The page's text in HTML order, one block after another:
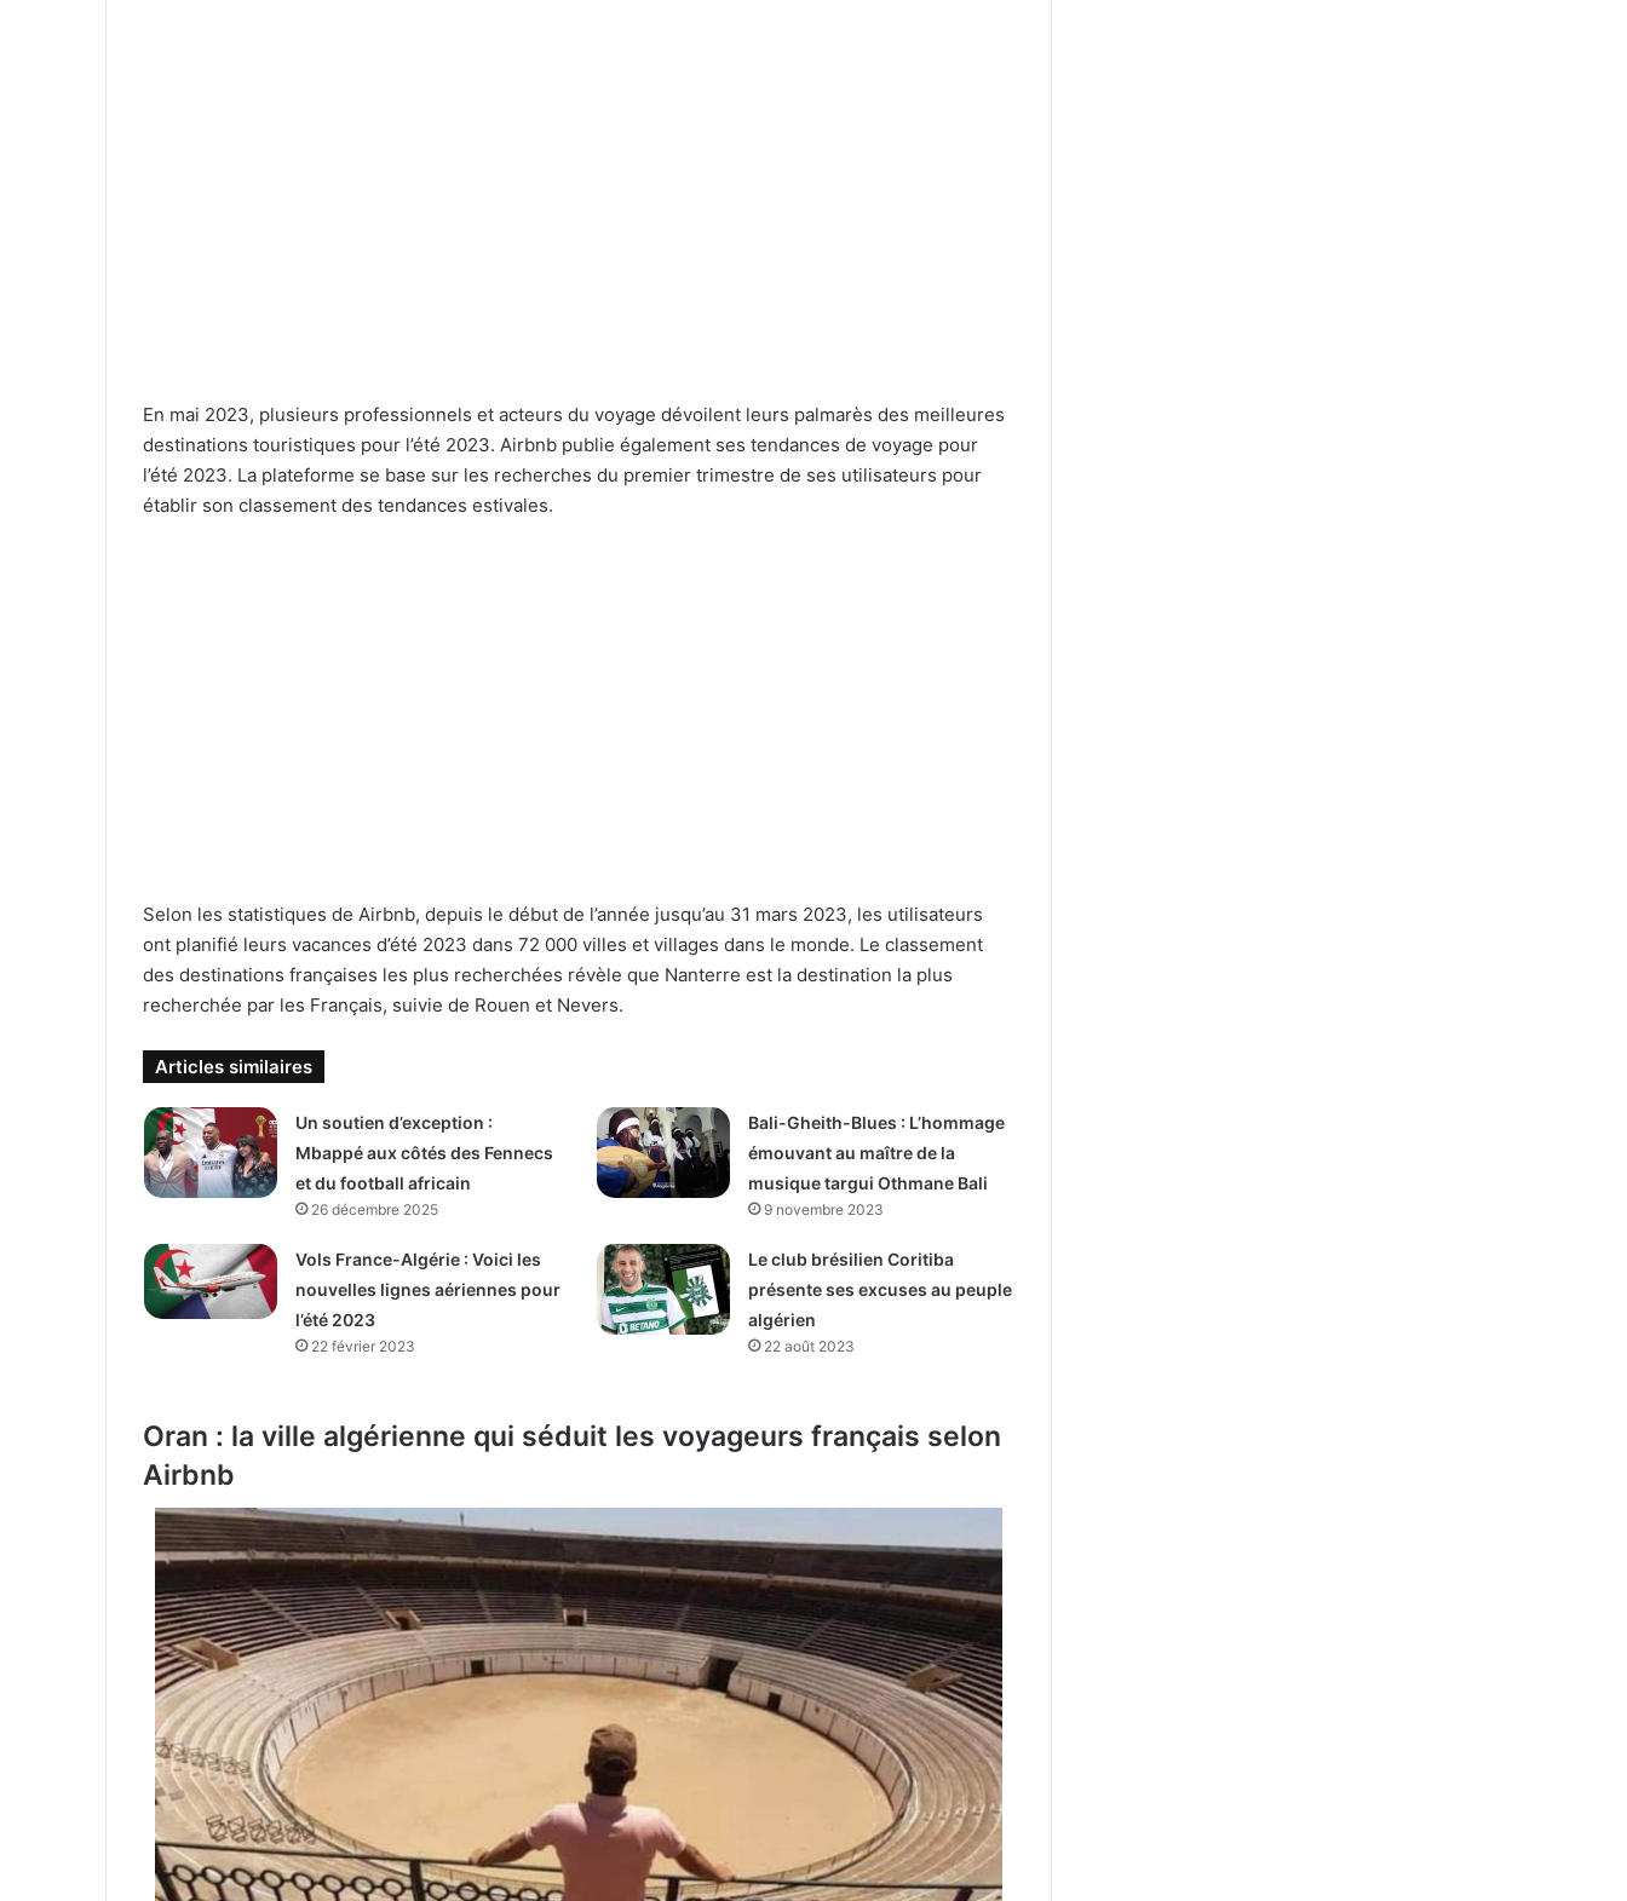
En mai 2023, plusieurs professionnels et acteurs du voyage dévoilent leurs palmarès des meilleures
destinations touristiques pour l’été 2023. Airbnb publie également ses tendances de voyage pour
l’été 2023. La plateforme se base sur les recherches du premier trimestre de ses utilisateurs pour
établir son classement des tendances estivales.
Selon les statistiques de Airbnb, depuis le début de l’année jusqu’au 31 mars 2023, les utilisateurs
ont planifié leurs vacances d’été 2023 dans 72 000 villes et villages dans le monde. Le classement
des destinations françaises les plus recherchées révèle que Nanterre est la destination la plus
recherchée par les Français, suivie de Rouen et Nevers.
Articles similaires
Un soutien d’exception :
Mbappé aux côtés des Fennecs
et du football africain
26 décembre 2025
Bali-Gheith-Blues : L’hommage
émouvant au maître de la
musique targui Othmane Bali
9 novembre 2023
Vols France-Algérie : Voici les
nouvelles lignes aériennes pour
l’été 2023
22 février 2023
Le club brésilien Coritiba
présente ses excuses au peuple
algérien
22 août 2023
Oran : la ville algérienne qui séduit les voyageurs français selon
Airbnb